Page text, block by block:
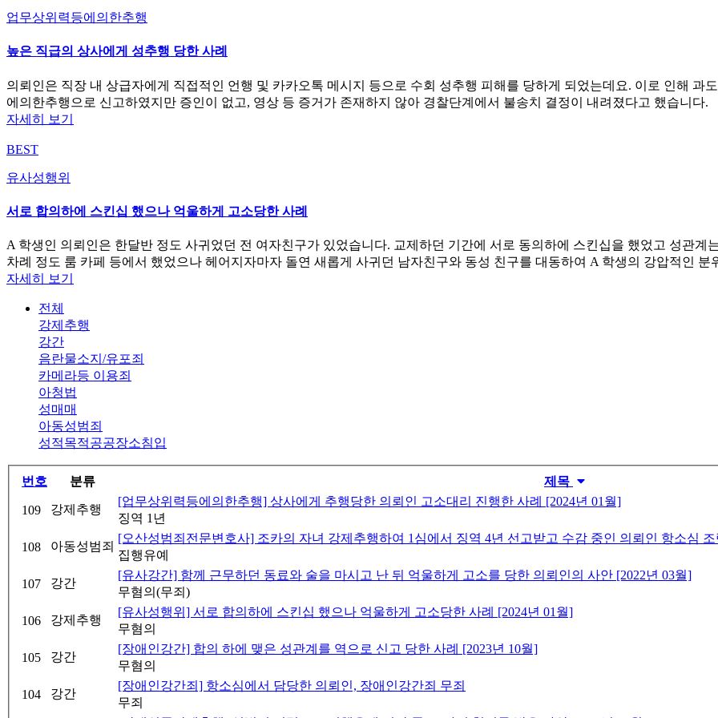
업무상위력등에의한추행
높은 직급의 상사에게 성추행 당한 사례
의뢰인은 직장 내 상급자에게 직접적인 언행 및 카카오톡 메시지 등으로 수회 성추행 피해를 당하게 되었는데요. 이로 인해 과
에의한추행으로 신고하였지만 증인이 없고, 영상 등 증거가 존재하지 않아 경찰단계에서 불송치 결정이 내려졌다고 했습니다.
자세히 보기
BEST
유사성행위
서로 합의하에 스킨십 했으나 억울하게 고소당한 사례
A 학생인 의뢰인은 한달반 정도 사귀었던 전 여자친구가 있었습니다. 교제하던 기간에 서로 동의하에 스킨십을 했었고 성관계
차례 정도 룸 카페 등에서 했었으나 헤어지자마자 돌연 새롭게 사귀던 남자친구와 동성 친구를 대동하여 A 학생의 강압적인
자세히 보기
전체
강제추행
강간
음란물소지/유포죄
카메라등 이용죄
아청법
성매매
아동성범죄
성적목적공공장소침입
번호 분류 제목
109 강제추행
[업무상위력등에의한추행] 상사에게 추행당한 의뢰인 고소대리 진행한 사례 [2024년 01월]
징역 1년
108 아동성범죄
[오산성범죄전문변호사] 조카의 자녀 강제추행하여 1심에서 징역 4년 선고받고 수감 중인 의뢰인 항소심 조
집행유예
107 강간
[유사강간] 함께 근무하던 동료와 술을 마시고 난 뒤 억울하게 고소를 당한 의뢰인의 사안 [2022년 03월]
무혐의(무죄)
106 강제추행
[유사성행위] 서로 합의하에 스킨십 했으나 억울하게 고소당한 사례 [2024년 01월]
무혐의
105 강간
[장애인강간] 합의 하에 맺은 성관계를 역으로 신고 당한 사례 [2023년 10월]
무혐의
104 강간
[장애인강간죄] 항소심에서 담당한 의뢰인, 장애인강간죄 무죄
무죄